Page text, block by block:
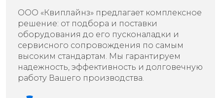
ООО «Квиплайнз» предлагает комплексное
решение: от подбора и поставки
оборудования до его пусконаладки и
сервисного сопровождения по самым
высоким стандартам. Мы гарантируем
надежность, эффективность и долговечную
работу Вашего производства.